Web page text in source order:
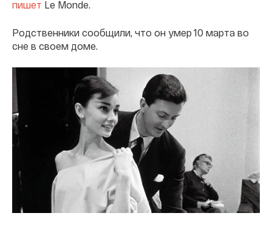
пишет Le Monde.
Родственники сообщили, что он умер 10 марта во
сне в своем доме.